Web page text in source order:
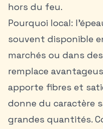
hors du feu.
Pourquoi local:
souvent disponible
marchés ou dans
remplace
apporte fibres et
donne du caractère
grandes quantités.